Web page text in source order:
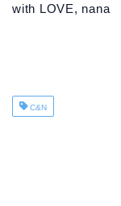
with LOVE, nana
C&N